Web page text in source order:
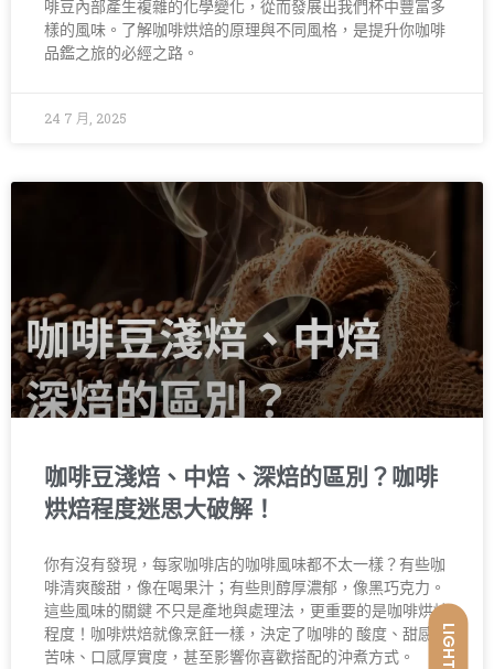
LIGHT
啡豆內部產生複雜的化學變化，從而發展出我們杯中豐富多
樣的風味。了解咖啡烘焙的原理與不同風格，是提升你咖啡
品鑑之旅的必經之路。
24 7 月, 2025
咖啡豆淺焙、中焙、深焙的區別？咖啡
烘焙程度迷思大破解！
你有沒有發現，每家咖啡店的咖啡風味都不太一樣？有些咖
啡清爽酸甜，像在喝果汁；有些則醇厚濃郁，像黑巧克力。
這些風味的關鍵 不只是產地與處理法，更重要的是咖啡烘焙
程度！咖啡烘焙就像烹飪一樣，決定了咖啡的 酸度、甜感、
苦味、口感厚實度，甚至影響你喜歡搭配的沖煮方式。